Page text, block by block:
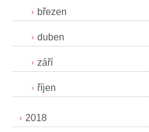
březen
duben
září
říjen
2018